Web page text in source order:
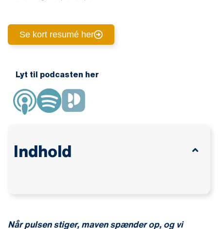
Se kort resumé her
Lyt til podcasten her
Indhold
Når pulsen stiger, maven spænder op, og vi